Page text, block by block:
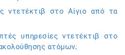
ντετέκτιβ στο Αίγιο από τα
υπηρεσίες ντετέκτιβ στο
ατόμων;